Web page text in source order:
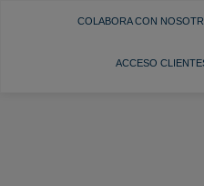
COLABORA CON
ACCESO